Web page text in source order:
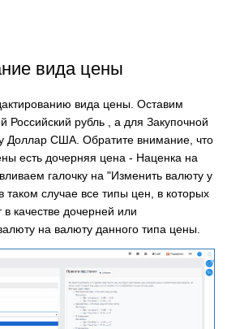
вида цены
вида цены. Оставим
Российский рубль , а для Закупочной
Доллар США. Обратите внимание, что
есть дочерняя цена - Наценка на
галочку на "Изменить валюту у
таком случае все типы цен, в которых
качестве дочерней или
на валюту данного типа цены.